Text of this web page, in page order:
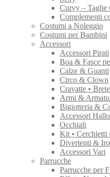
Curvy – Taglie
Complementi
Costumi a Noleggio
Costumi per Bambini
Accessori
Accessori Pirati
Boa & Fasce
Calze & Guanti
Circo & Clown
Cravatte •
Armi &
Bigiotteria &
Accessori
Occhiali
Kit • Cerchietti
Divertenti &
Accessori Vari
Parrucche
Parrucche per